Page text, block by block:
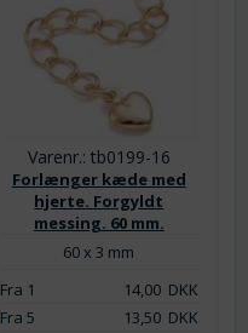
Varenr.: tb0199-16
Forlænger kæde med
hjerte. Forgyldt
messing. 60 mm.
60 x 3 mm
Fra 1
14,00DKK
Fra 5
13,50DKK